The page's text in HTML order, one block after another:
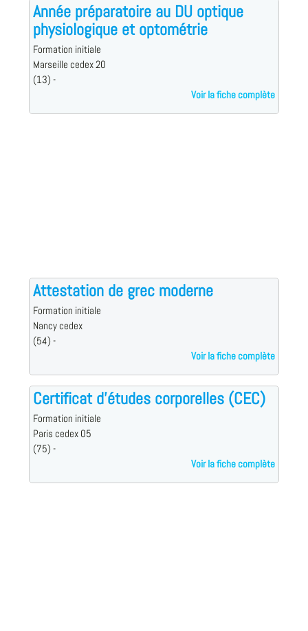
Année préparatoire au DU optique
physiologique et optométrie
Formation initiale
Marseille cedex 20
(13) -
Voir la fiche complète
Attestation de grec moderne
Formation initiale
Nancy cedex
(54) -
Voir la fiche complète
Certificat d'études corporelles (CEC)
Formation initiale
Paris cedex 05
(75) -
Voir la fiche complète